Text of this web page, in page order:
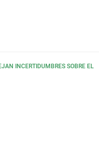
INCERTIDUMBRES SOBRE EL